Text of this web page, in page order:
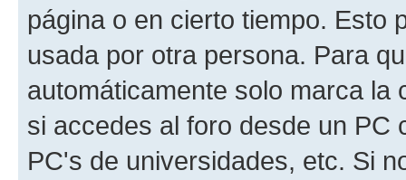
página o en cierto tiempo. Esto
usada por otra persona. Para
automáticamente solo marca la
si accedes al foro desde un PC
PC's de universidades, etc. Si